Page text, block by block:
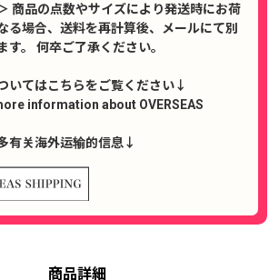
商品の点数やサイズにより発送時にお荷
る場合、送料を再計算後、メールにて別
す。 何卒ご了承ください。
いてはこちらをご覧ください↓
information about OVERSEAS
有关海外运输的信息↓
商品詳細